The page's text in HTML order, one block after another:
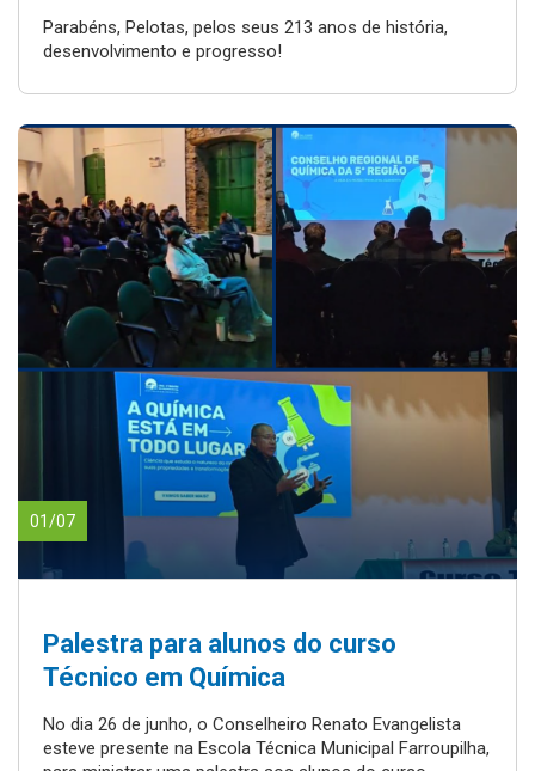
Parabéns, Pelotas, pelos seus 213 anos de história,
desenvolvimento e progresso!
01/07
Palestra para alunos do curso
Técnico em Química
No dia 26 de junho, o Conselheiro Renato Evangelista
esteve presente na Escola Técnica Municipal Farroupilha,